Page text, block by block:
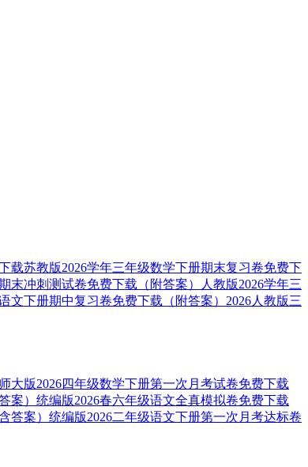
载苏教版2026学年三年级数学下册期末复习卷免费下
末冲刺测试卷免费下载（附答案）
人教版2026学年三
文下册期中复习卷免费下载（附答案） 2026人教版三
大版2026四年级数学下册第一次月考试卷免费下载
案） 统编版2026春六年级语文全真模拟卷免费下载
答案） 统编版2026二年级语文下册第一次月考达标卷